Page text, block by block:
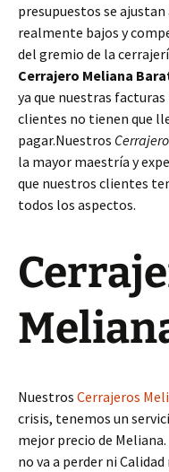
presupuestos se
realmente bajos y
del gremio de la
Cerrajero Meliana
ya que nuestras
clientes no tienen que
pagar.Nuestros
la mayor maestría y
que nuestros clientes
todos los aspectos.
Nuestros Cerrajeros
crisis, tenemos un
mejor precio de
no va a perder ni